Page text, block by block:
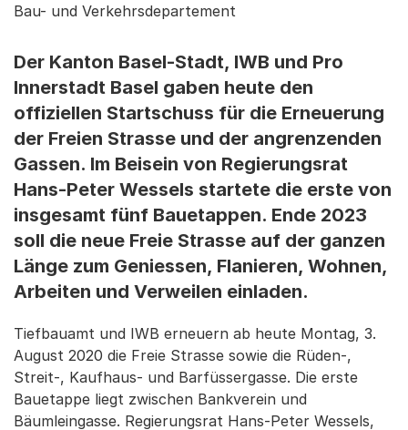
Bau- und Verkehrsdepartement
Der Kanton Basel-Stadt, IWB und Pro
Innerstadt Basel gaben heute den
offiziellen Startschuss für die Erneuerung
der Freien Strasse und der angrenzenden
Gassen. Im Beisein von Regierungsrat
Hans-Peter Wessels startete die erste von
insgesamt fünf Bauetappen. Ende 2023
soll die neue Freie Strasse auf der ganzen
Länge zum Geniessen, Flanieren, Wohnen,
Arbeiten und Verweilen einladen.
Tiefbauamt und IWB erneuern ab heute Montag, 3.
August 2020 die Freie Strasse sowie die Rüden-,
Streit-, Kaufhaus- und Barfüssergasse. Die erste
Bauetappe liegt zwischen Bankverein und
Bäumleingasse. Regierungsrat Hans-Peter Wessels,